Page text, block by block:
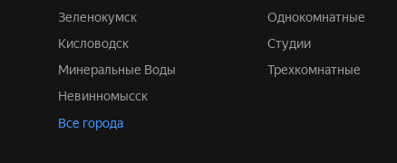
Зеленокумск
Кисловодск
Минеральные Воды
Невинномысск
Все города
Однокомнатные
Студии
Трехкомнатные